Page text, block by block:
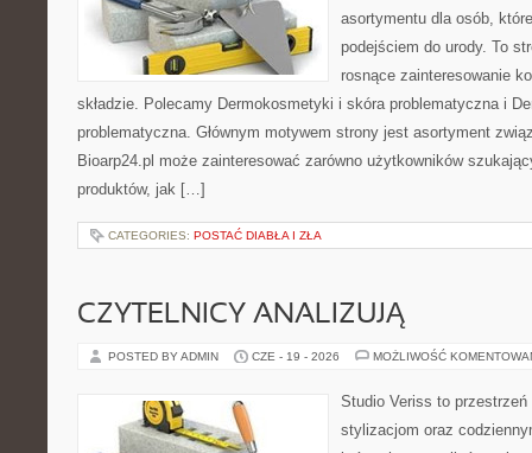
asortymentu dla osób,
podejściem do urody. To
rosnące zainteresowanie
składzie. Polecamy Dermokosmetyki i skóra problematyczna i
problematyczna. Głównym motywem strony jest asortyment
Bioarp24.pl może zainteresować zarówno użytkowników
produktów, jak […]
CATEGORIES: POSTAĆ DIABŁA I ZŁA
CZYTELNICY ANALIZUJĄ
POSTED BY ADMIN CZE - 19 - 2026 MOŻLIWOŚĆ
Studio Veriss to
stylizacjom oraz